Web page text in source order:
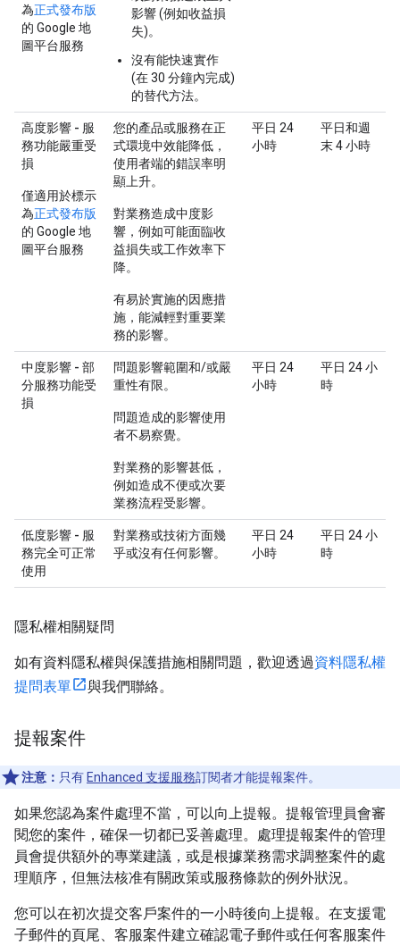
為正式發布版
的 Google 地
圖平台服務
影響 (例如收益損
失)。
沒有能快速實作
(在 30 分鐘內完成)
的替代方法。
高度影響 - 服
務功能嚴重受
損
僅適用於標示
為正式發布版
的 Google 地
圖平台服務
您的產品或服務在正
式環境中效能降低，
使用者端的錯誤率明
顯上升。
對業務造成中度影
響，例如可能面臨收
益損失或工作效率下
降。
有易於實施的因應措
施，能減輕對重要業
務的影響。
平日 24
小時
平日和週
末 4 小時
中度影響 - 部
分服務功能受
損
問題影響範圍和/或嚴
重性有限。
問題造成的影響使用
者不易察覺。
對業務的影響甚低，
例如造成不便或次要
業務流程受影響。
平日 24
小時
平日 24 小
時
低度影響 - 服
務完全可正常
使用
對業務或技術方面幾
乎或沒有任何影響。
平日 24
小時
平日 24 小
時
隱私權相關疑問
如有資料隱私權與保護措施相關問題，歡迎透過資料隱私權
提問表單
與我們聯絡。
提報案件
注意： 只有 Enhanced 支援服務訂閱者才能提報案件。
如果您認為案件處理不當，可以向上提報。提報管理員會審
閱您的案件，確保一切都已妥善處理。處理提報案件的管理
員會提供額外的專業建議，或是根據業務需求調整案件的處
理順序，但無法核准有關政策或服務條款的例外狀況。
您可以在初次提交客戶案件的一小時後向上提報。在支援電
子郵件的頁尾、客服案件建立確認電子郵件或任何客服案件